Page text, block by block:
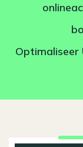
Optimaliseer